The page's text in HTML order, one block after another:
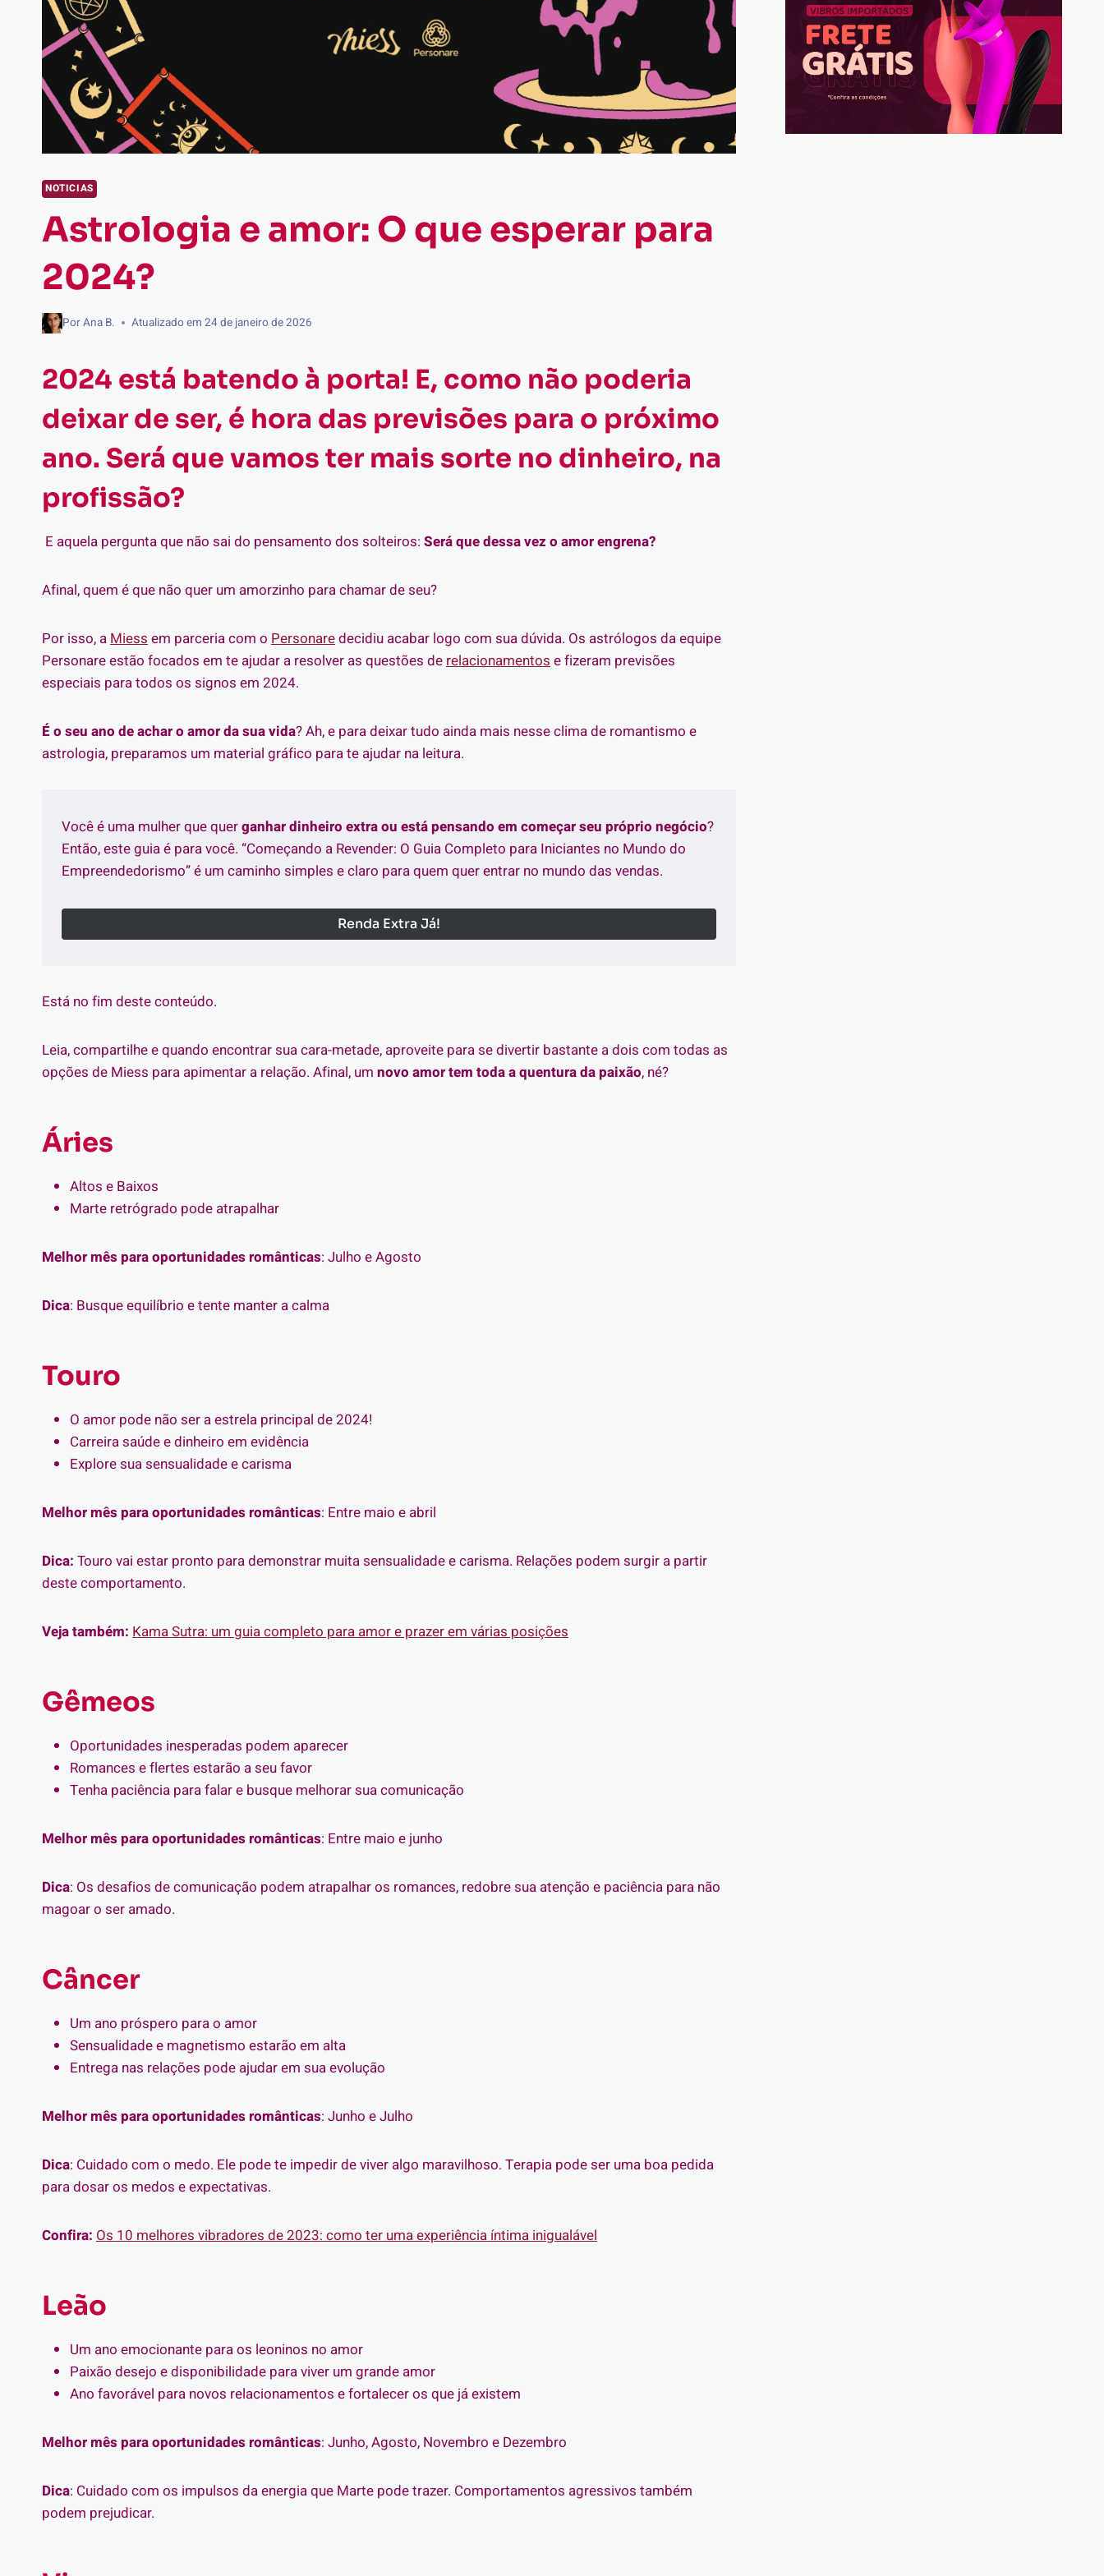
NOTICIAS
Astrologia e amor: O que esperar para
2024?
PorAna B. Atualizado em 24 de janeiro de 2026
2024 está batendo à porta! E, como não poderia
deixar de ser, é hora das previsões para o próximo
ano. Será que vamos ter mais sorte no dinheiro, na
profissão?
E aquela pergunta que não sai do pensamento dos solteiros: Será que dessa vez o amor engrena?
Afinal, quem é que não quer um amorzinho para chamar de seu?
Por isso, a Miess em parceria com o Personaredecidiu acabar logo com sua dúvida. Os astrólogos da equipe
Personare estão focados em te ajudar a resolver as questões de relacionamentos e fizeram previsões
especiais para todos os signos em 2024.
É o seu ano de achar o amor da sua vida? Ah, e para deixar tudo ainda mais nesse clima de romantismo e
astrologia, preparamos um material gráfico para te ajudar na leitura.
Você é uma mulher que querganhar dinheiro extra ou está pensando em começar seu próprio negócio?
Então, este guia é para você. “Começando a Revender: O Guia Completo para Iniciantes no Mundo do
Empreendedorismo” é um caminho simples e claro para quem quer entrar no mundo das vendas.
Renda Extra Já!
Está no fim deste conteúdo.
Leia, compartilhe e quando encontrar sua cara-metade, aproveite para se divertir bastante a dois com todas as
opções de Miess para apimentar a relação. Afinal, um novo amor tem toda a quentura da paixão, né?
Áries
Altos e Baixos
Marte retrógrado pode atrapalhar
Melhor mês para oportunidades românticas: Julho e Agosto
Dica: Busque equilíbrio e tente manter a calma
Touro
O amor pode não ser a estrela principal de 2024!
Carreira saúde e dinheiro em evidência
Explore sua sensualidade e carisma
Melhor mês para oportunidades românticas: Entre maio e abril
Dica: Touro vai estar pronto para demonstrar muita sensualidade e carisma. Relações podem surgir a partir
deste comportamento.
Veja também: Kama Sutra: um guia completo para amor e prazer em várias posições
Gêmeos
Oportunidades inesperadas podem aparecer
Romances e flertes estarão a seu favor
Tenha paciência para falar e busque melhorar sua comunicação
Melhor mês para oportunidades românticas: Entre maio e junho
Dica: Os desafios de comunicação podem atrapalhar os romances, redobre sua atenção e paciência para não
magoar o ser amado.
Câncer
Um ano próspero para o amor
Sensualidade e magnetismo estarão em alta
Entrega nas relações pode ajudar em sua evolução
Melhor mês para oportunidades românticas: Junho e Julho
Dica: Cuidado com o medo. Ele pode te impedir de viver algo maravilhoso. Terapia pode ser uma boa pedida
para dosar os medos e expectativas.
Confira: Os 10 melhores vibradores de 2023: como ter uma experiência íntima inigualável
Leão
Um ano emocionante para os leoninos no amor
Paixão desejo e disponibilidade para viver um grande amor
Ano favorável para novos relacionamentos e fortalecer os que já existem
Melhor mês para oportunidades românticas: Junho, Agosto, Novembro e Dezembro
Dica: Cuidado com os impulsos da energia que Marte pode trazer. Comportamentos agressivos também
podem prejudicar.